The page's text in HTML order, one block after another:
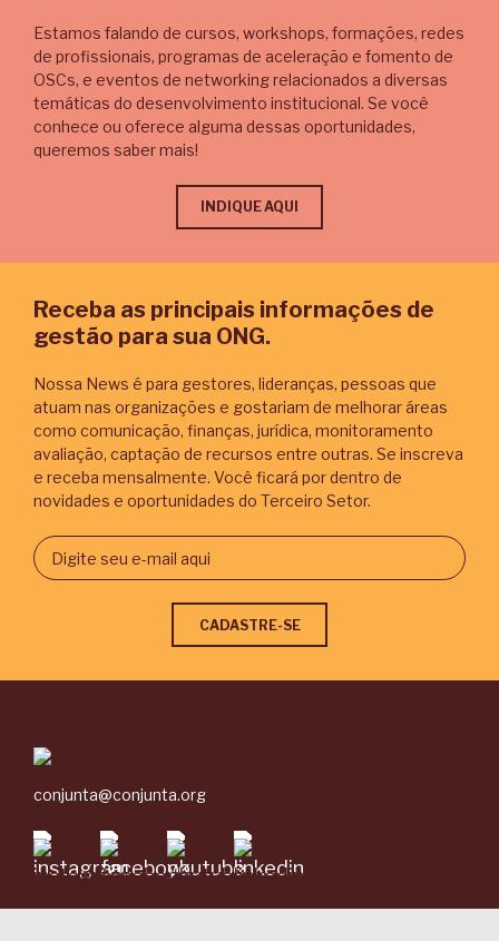
Estamos falando de cursos, workshops, formações, redes
de profissionais, programas de aceleração e fomento de
OSCs, e eventos de networking relacionados a diversas
temáticas do desenvolvimento institucional. Se você
conhece ou oferece alguma dessas oportunidades,
queremos saber mais!
INDIQUE AQUI
Receba as principais informações de
gestão para sua ONG.
Nossa News é para gestores, lideranças, pessoas que
atuam nas organizações e gostariam de melhorar áreas
como comunicação, finanças, jurídica, monitoramento
avaliação, captação de recursos entre outras. Se inscreva
e receba mensalmente. Você ficará por dentro de
novidades e oportunidades do Terceiro Setor.
conjunta@conjunta.org